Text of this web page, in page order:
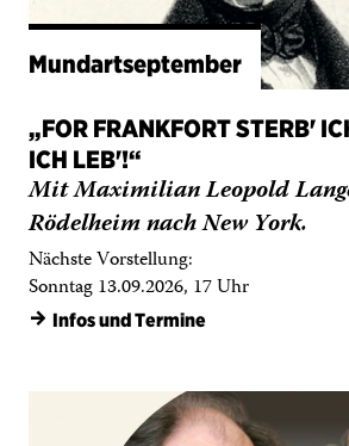
„FOR FRANKFORT STERB'
ICH LEB'!“
Mit Maximilian Leopold
Rödelheim nach New York.
Nächste Vorstellung:
Sonntag 13.09.2026, 17 Uhr
→ Infos und Termine